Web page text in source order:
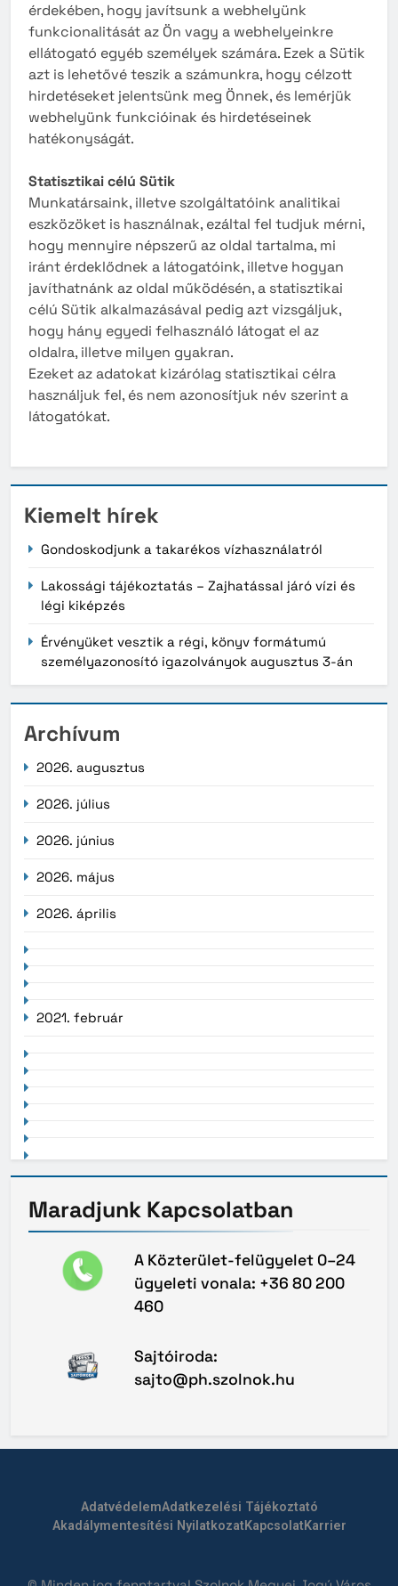
érdekében, hogy javítsunk a webhelyünk
funkcionalitását az Ön vagy a webhelyeinkre
ellátogató egyéb személyek számára. Ezek a Sütik
azt is lehetővé teszik a számunkra, hogy célzott
hirdetéseket jelentsünk meg Önnek, és lemérjük
webhelyünk funkcióinak és hirdetéseinek
hatékonyságát.
Statisztikai célú Sütik
Munkatársaink, illetve szolgáltatóink analitikai
eszközöket is használnak, ezáltal fel tudjuk mérni,
hogy mennyire népszerű az oldal tartalma, mi
iránt érdeklődnek a látogatóink, illetve hogyan
javíthatnánk az oldal működésén, a statisztikai
célú Sütik alkalmazásával pedig azt vizsgáljuk,
hogy hány egyedi felhasználó látogat el az
oldalra, illetve milyen gyakran.
Ezeket az adatokat kizárólag statisztikai célra
használjuk fel, és nem azonosítjuk név szerint a
látogatókat.
Kiemelt hírek
Gondoskodjunk a takarékos vízhasználatról
Lakossági tájékoztatás – Zajhatással járó vízi és
légi kiképzés
Érvényüket vesztik a régi, könyv formátumú
személyazonosító igazolványok augusztus 3-án
Archívum
2026. augusztus
2026. július
2026. június
2026. május
2026. április
2021. február
Maradjunk Kapcsolatban
A Közterület-felügyelet 0–24
ügyeleti vonala: +36 80 200
460
Sajtóiroda:
sajto@ph.szolnok.hu
AdatvédelemAdatkezelési Tájékoztató
Akadálymentesítési NyilatkozatKapcsolatKarrier